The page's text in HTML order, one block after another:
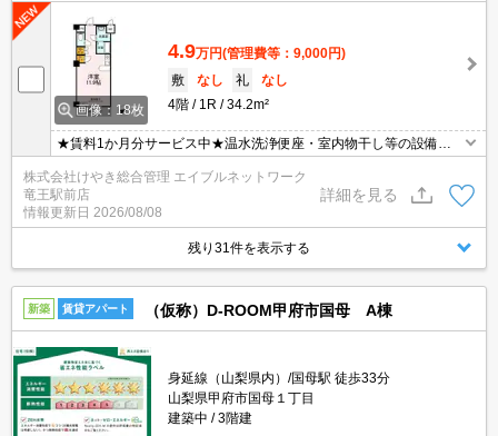
画像：18枚
4.9万円(管理費等：9,000円)
敷
なし 礼
なし
4階
1R 34.2m²
★賃料1か月分サービス中★温水洗浄便座・室内物干し等の設備を
備えたマンション♪
株式会社けやき総合管理 エイブルネットワーク
竜王駅前店
情報更新日 2026/08/08
詳細を見る
残り31件を表示する
新築 賃貸アパート （仮称）D-ROOM甲府市国母 A棟
身延線（山梨県内）/国母駅 徒歩33分
山梨県甲府市国母１丁目
建築中
3階建